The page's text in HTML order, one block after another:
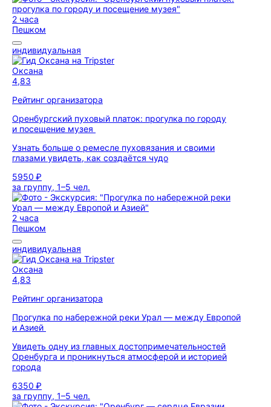
2 часа
Пешком
индивидуальная
Оксана
4,83
Рейтинг организатора
Оренбургский пуховый платок: прогулка по городу
и посещение музея
Узнать больше о ремесле пуховязания и своими
глазами увидеть, как создаётся чудо
5950 ₽
за группу, 1–5 чел.
2 часа
Пешком
индивидуальная
Оксана
4,83
Рейтинг организатора
Прогулка по набережной реки Урал — между Европой
и Азией
Увидеть одну из главных достопримечательностей
Оренбурга и проникнуться атмосферой и историей
города
6350 ₽
за группу, 1–5 чел.